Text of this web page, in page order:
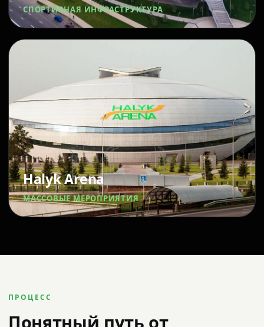
СПОРТИВНАЯ ИНФРАСТРУКТУРА
Halyk Arena
МАССОВЫЕ МЕРОПРИЯТИЯ
ПРОЦЕСС
Понятный путь от